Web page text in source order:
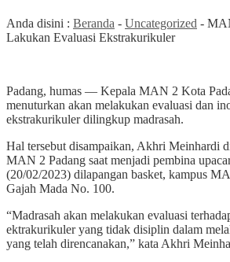
Anda disini : Beranda - Uncategorized -
Lakukan Evaluasi Ekstrakurikuler
Padang, humas — Kepala MAN 2 Kota
menuturkan akan melakukan evaluasi dan
ekstrakurikuler dilingkup madrasah.
Hal tersebut disampaikan, Akhri Meinhardi
MAN 2 Padang saat menjadi pembina
(20/02/2023) dilapangan basket, kampus
Gajah Mada No. 100.
“Madrasah akan melakukan evaluasi
ektrakurikuler yang tidak disiplin dalam
yang telah direncanakan,” kata Akhri